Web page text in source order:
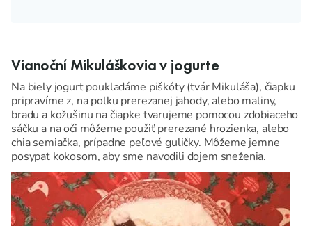
Vianoční Mikuláškovia v jogurte
Na biely jogurt poukladáme piškóty (tvár Mikuláša), čiapku
pripravíme z, na polku prerezanej jahody, alebo maliny,
bradu a kožušinu na čiapke tvarujeme pomocou zdobiaceho
sáčku a na oči môžeme použiť prerezané hrozienka, alebo
chia semiačka, prípadne peľové guličky. Môžeme jemne
posypať kokosom, aby sme navodili dojem sneženia.